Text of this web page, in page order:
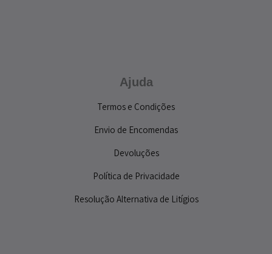
Ajuda
Termos e Condições
Envio de Encomendas
Devoluções
Política de Privacidade
Resolução Alternativa de Litígios